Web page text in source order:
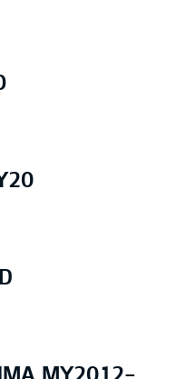
MY2012-